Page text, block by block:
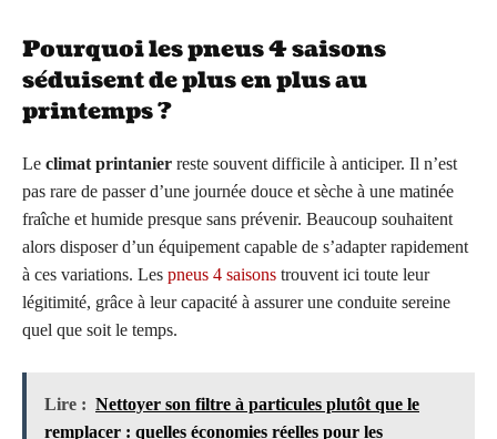
Pourquoi les pneus 4 saisons
séduisent de plus en plus au
printemps ?
Le climat printanier reste souvent difficile à anticiper. Il n’est
pas rare de passer d’une journée douce et sèche à une matinée
fraîche et humide presque sans prévenir. Beaucoup souhaitent
alors disposer d’un équipement capable de s’adapter rapidement
à ces variations. Les pneus 4 saisons trouvent ici toute leur
légitimité, grâce à leur capacité à assurer une conduite sereine
quel que soit le temps.
Lire : Nettoyer son filtre à particules plutôt que le
remplacer : quelles économies réelles pour les